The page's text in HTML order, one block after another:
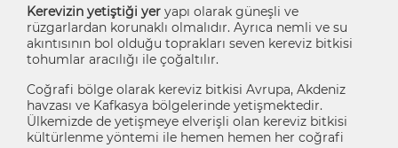
Kerevizin yetiştiği yer yapı olarak güneşli ve
rüzgarlardan korunaklı olmalıdır. Ayrıca nemli ve su
akıntısının bol olduğu toprakları seven kereviz bitkisi
tohumlar aracılığı ile çoğaltılır.
Coğrafi bölge olarak kereviz bitkisi Avrupa, Akdeniz
havzası ve Kafkasya bölgelerinde yetişmektedir.
Ülkemizde de yetişmeye elverişli olan kereviz bitkisi
kültürlenme yöntemi ile hemen hemen her coğrafi